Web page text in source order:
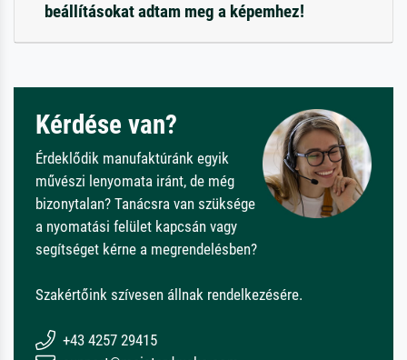
beállításokat adtam meg a képemhez!
Kérdése van?
Érdeklődik manufaktúránk egyik
művészi lenyomata iránt, de még
bizonytalan? Tanácsra van szüksége
a nyomatási felület kapcsán vagy
segítséget kérne a megrendelésben?
Szakértőink szívesen állnak rendelkezésére.
+43 4257 29415